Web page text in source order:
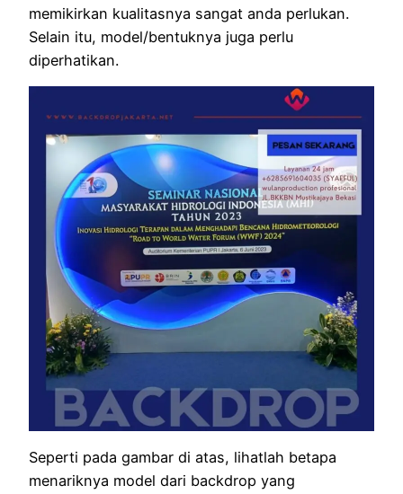
memikirkan kualitasnya sangat anda perlukan.
Selain itu, model/bentuknya juga perlu
diperhatikan.
Seperti pada gambar di atas, lihatlah betapa
menariknya model dari backdrop yang